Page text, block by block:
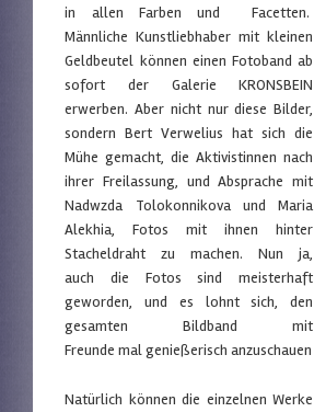
in allen Farben und Facetten.
Männliche Kunstliebhaber mit kleinen
Geldbeutel können einen Fotoband ab
sofort der Galerie KRONSBEIN
erwerben. Aber nicht nur diese Bilder,
sondern Bert Verwelius hat sich die
Mühe gemacht, die Aktivistinnen nach
ihrer Freilassung, und Absprache mit
Nadwzda Tolokonnikova und Maria
Alekhia, Fotos mit ihnen hinter
Stacheldraht zu machen. Nun ja,
auch die Fotos sind meisterhaft
geworden, und es lohnt sich, den
gesamten Bildband mit
Freunde mal genießerisch anzuschauen
Natürlich können die einzelnen Werke